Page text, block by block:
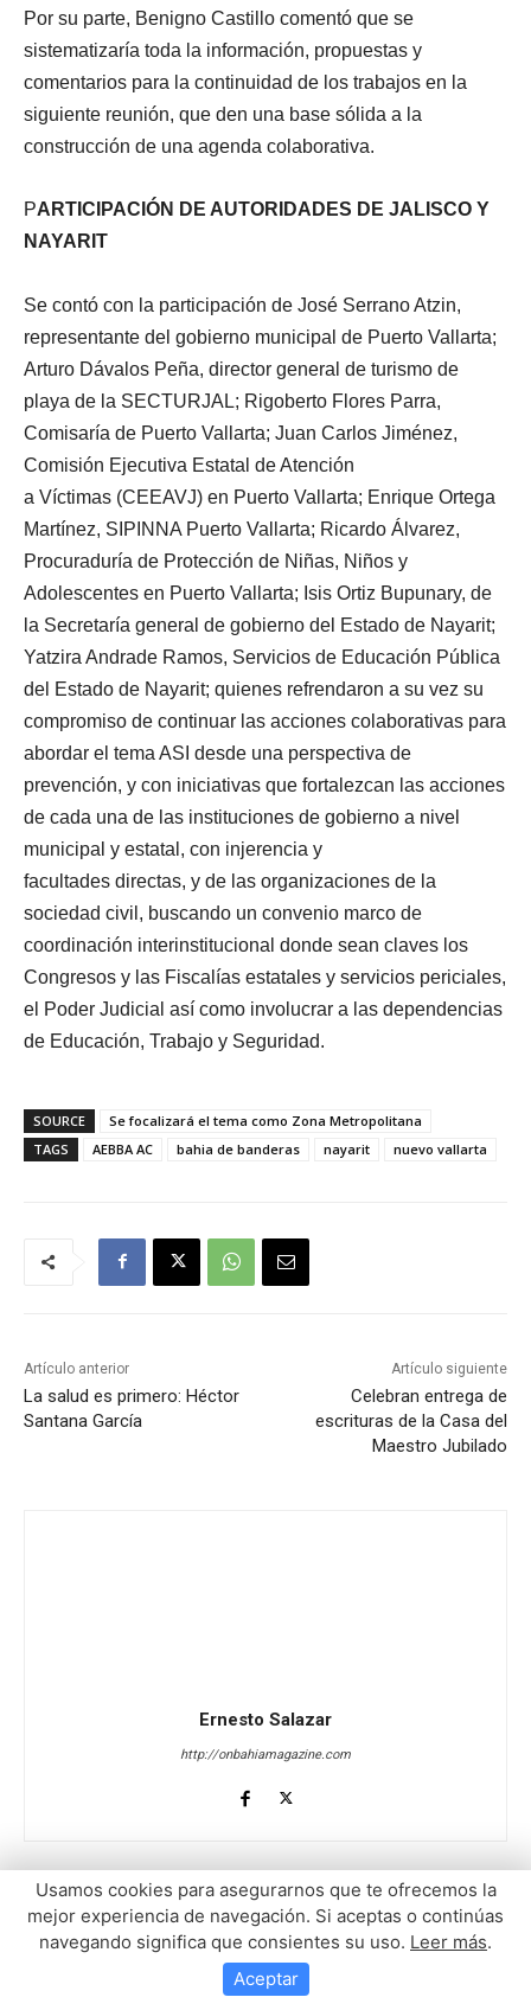
Usamos cookies para asegurarnos que te ofrecemos la
mejor experiencia de navegación. Si aceptas o continúas
navegando significa que consientes su uso. Leer más.
Aceptar